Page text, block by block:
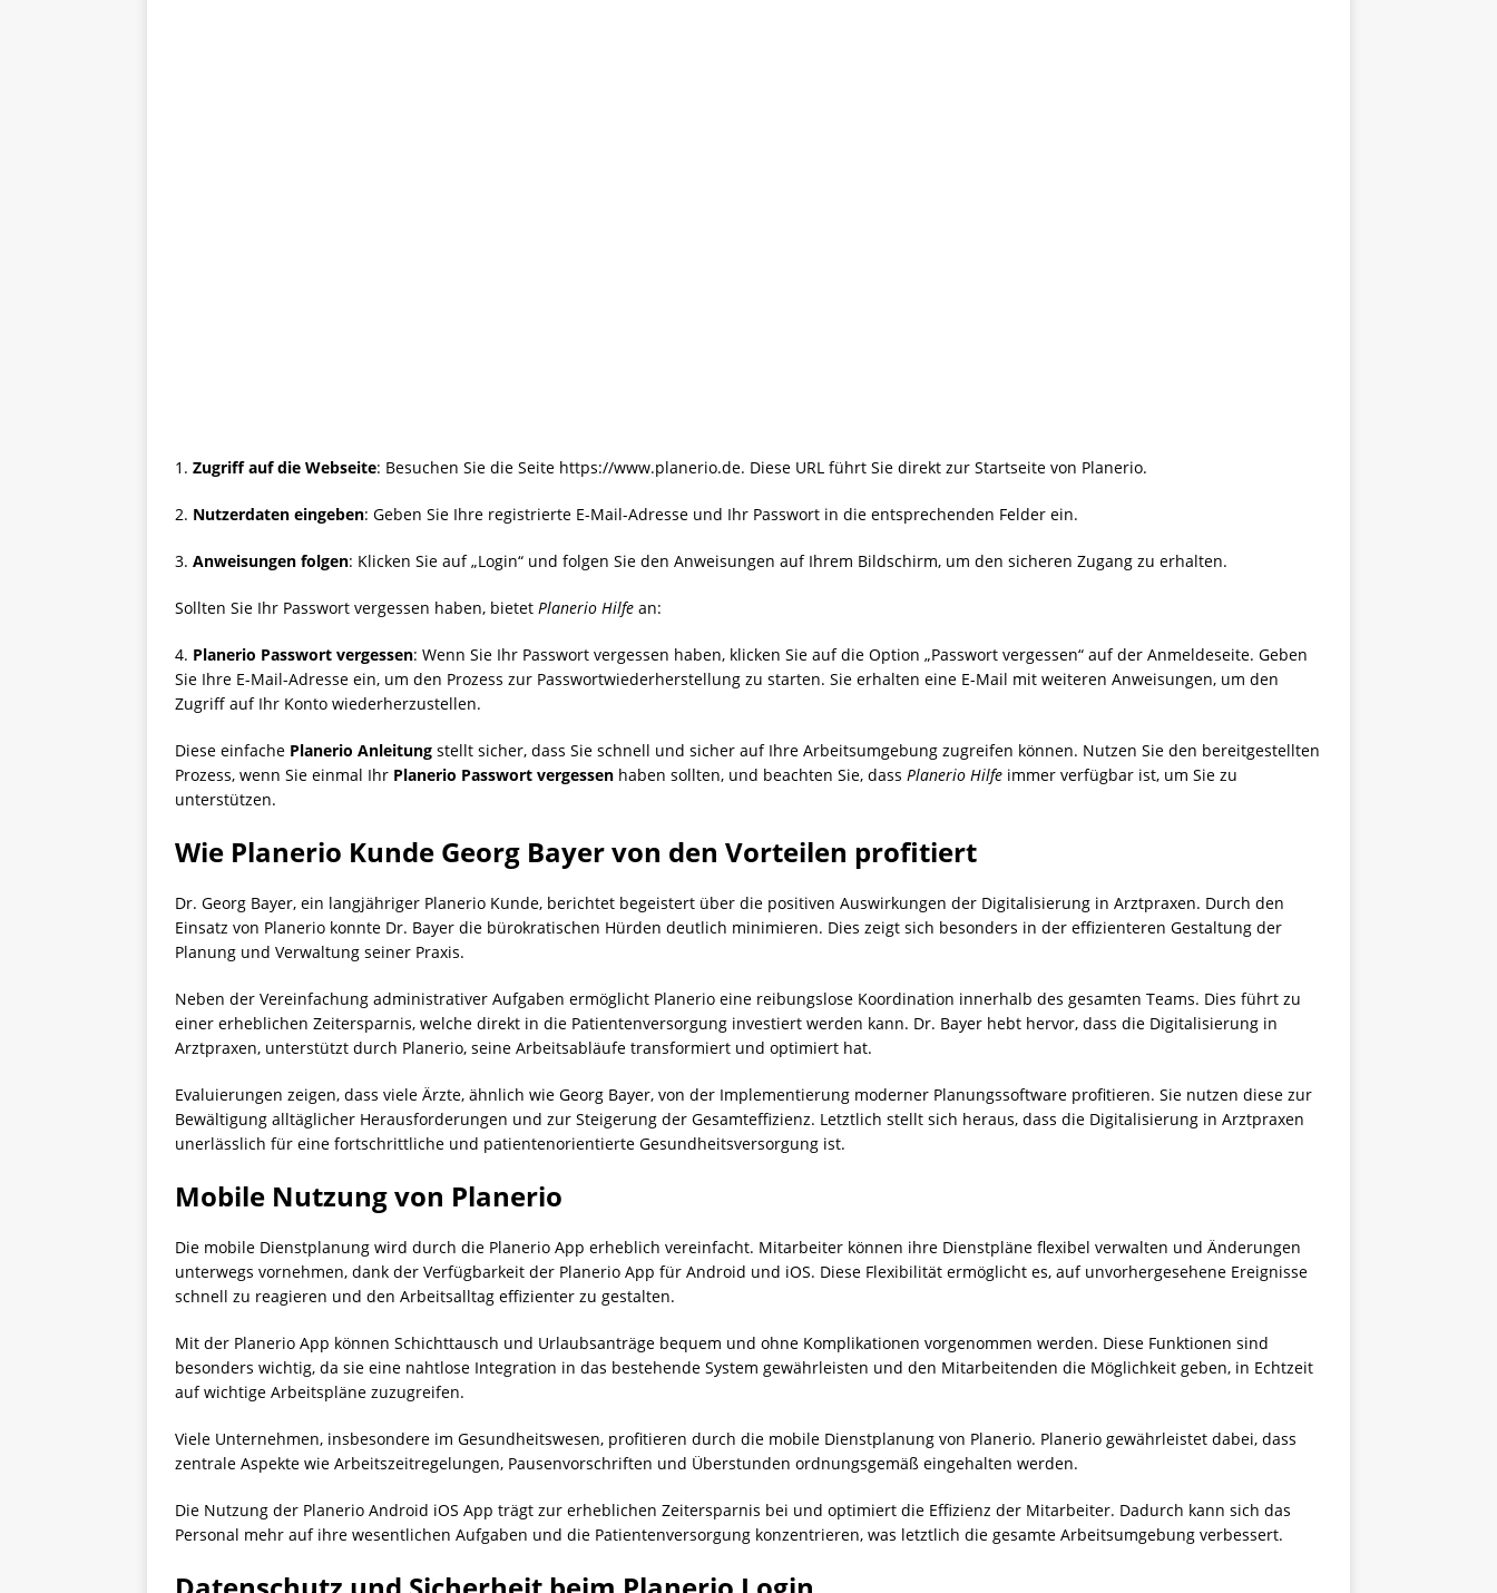
1. Zugriff auf die Webseite: Besuchen Sie die Seite https://www.planerio.de. Diese URL führt Sie direkt zur Startseite von Planerio.
2. Nutzerdaten eingeben: Geben Sie Ihre registrierte E-Mail-Adresse und Ihr Passwort in die entsprechenden Felder ein.
3. Anweisungen folgen: Klicken Sie auf „Login“ und folgen Sie den Anweisungen auf Ihrem Bildschirm, um den sicheren Zugang zu erhalten.
Sollten Sie Ihr Passwort vergessen haben, bietet Planerio Hilfe an:
4. Planerio Passwort vergessen: Wenn Sie Ihr Passwort vergessen haben, klicken Sie auf die Option „Passwort vergessen“ auf der Anmeldeseite. Geben
Sie Ihre E-Mail-Adresse ein, um den Prozess zur Passwortwiederherstellung zu starten. Sie erhalten eine E-Mail mit weiteren Anweisungen, um den
Zugriff auf Ihr Konto wiederherzustellen.
Diese einfache Planerio Anleitung stellt sicher, dass Sie schnell und sicher auf Ihre Arbeitsumgebung zugreifen können. Nutzen Sie den bereitgestellten
Prozess, wenn Sie einmal Ihr Planerio Passwort vergessen haben sollten, und beachten Sie, dass Planerio Hilfe immer verfügbar ist, um Sie zu
unterstützen.
Wie Planerio Kunde Georg Bayer von den Vorteilen profitiert
Dr. Georg Bayer, ein langjähriger Planerio Kunde, berichtet begeistert über die positiven Auswirkungen der Digitalisierung in Arztpraxen. Durch den
Einsatz von Planerio konnte Dr. Bayer die bürokratischen Hürden deutlich minimieren. Dies zeigt sich besonders in der effizienteren Gestaltung der
Planung und Verwaltung seiner Praxis.
Neben der Vereinfachung administrativer Aufgaben ermöglicht Planerio eine reibungslose Koordination innerhalb des gesamten Teams. Dies führt zu
einer erheblichen Zeitersparnis, welche direkt in die Patientenversorgung investiert werden kann. Dr. Bayer hebt hervor, dass die Digitalisierung in
Arztpraxen, unterstützt durch Planerio, seine Arbeitsabläufe transformiert und optimiert hat.
Evaluierungen zeigen, dass viele Ärzte, ähnlich wie Georg Bayer, von der Implementierung moderner Planungssoftware profitieren. Sie nutzen diese zur
Bewältigung alltäglicher Herausforderungen und zur Steigerung der Gesamteffizienz. Letztlich stellt sich heraus, dass die Digitalisierung in Arztpraxen
unerlässlich für eine fortschrittliche und patientenorientierte Gesundheitsversorgung ist.
Mobile Nutzung von Planerio
Die mobile Dienstplanung wird durch die Planerio App erheblich vereinfacht. Mitarbeiter können ihre Dienstpläne flexibel verwalten und Änderungen
unterwegs vornehmen, dank der Verfügbarkeit der Planerio App für Android und iOS. Diese Flexibilität ermöglicht es, auf unvorhergesehene Ereignisse
schnell zu reagieren und den Arbeitsalltag effizienter zu gestalten.
Mit der Planerio App können Schichttausch und Urlaubsanträge bequem und ohne Komplikationen vorgenommen werden. Diese Funktionen sind
besonders wichtig, da sie eine nahtlose Integration in das bestehende System gewährleisten und den Mitarbeitenden die Möglichkeit geben, in Echtzeit
auf wichtige Arbeitspläne zuzugreifen.
Viele Unternehmen, insbesondere im Gesundheitswesen, profitieren durch die mobile Dienstplanung von Planerio. Planerio gewährleistet dabei, dass
zentrale Aspekte wie Arbeitszeitregelungen, Pausenvorschriften und Überstunden ordnungsgemäß eingehalten werden.
Die Nutzung der Planerio Android iOS App trägt zur erheblichen Zeitersparnis bei und optimiert die Effizienz der Mitarbeiter. Dadurch kann sich das
Personal mehr auf ihre wesentlichen Aufgaben und die Patientenversorgung konzentrieren, was letztlich die gesamte Arbeitsumgebung verbessert.